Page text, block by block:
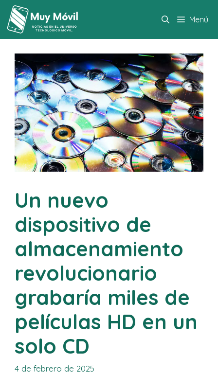
Saltar
contenido
Menú
Un nuevo
dispositivo de
almacenamiento
revolucionario
grabaría miles de
películas HD en un
solo CD
4 de febrero de 2025